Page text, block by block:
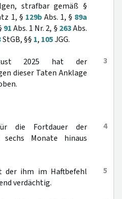
strafbar gemäß §
1, § 129bAbs. 1, § 89a
91Abs. 1 Nr. 2, § 263Abs.
StGB, §§ 1, 105JGG.
3
2025 hat der
dieser Taten Anklage
4
die Fortdauer der
sechs Monate hinaus
5
der ihm im Haftbefehl
verdächtig.